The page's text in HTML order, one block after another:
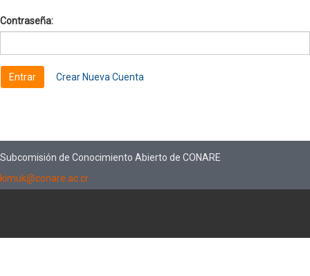
Contraseña:
Crear Nueva Cuenta
Subcomisión de Conocimiento Abierto de CONARE
kimuk@conare.ac.cr